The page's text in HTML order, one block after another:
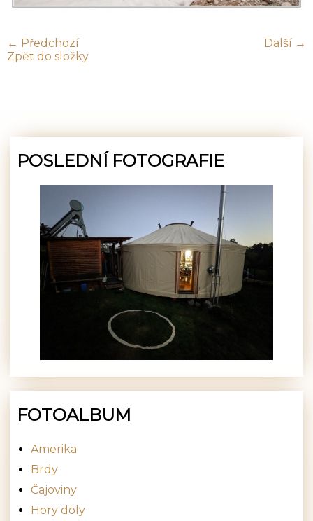
← Předchozí
Další →
Zpět do složky
POSLEDNÍ FOTOGRAFIE
FOTOALBUM
Amerika
Brdy
Čajoviny
Hory doly